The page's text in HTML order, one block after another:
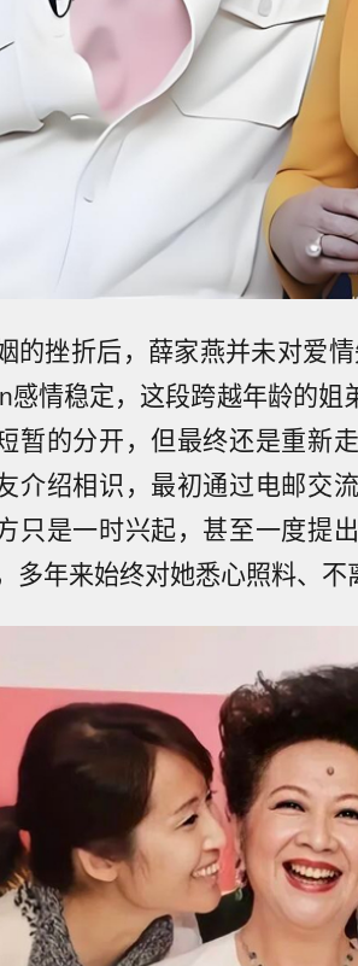
的挫折后，薛家燕并未对爱
感情稳定，这段跨越年龄的
暂的分开，但最终还是重新
介绍相识，最初通过电邮交
只是一时兴起，甚至一度提
多年来始终对她悉心照料、不